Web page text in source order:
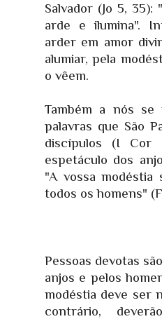
Salvador (Jo 5, 35):
arde e ilumina".
arder em amor
alumiar, pela
o vêem.
Também a nós se
palavras que São
discípulos (I Cor
espetáculo dos
"A vossa modéstia
todos os homens"
Pessoas devotas
anjos e pelos
modéstia deve ser
contrário,